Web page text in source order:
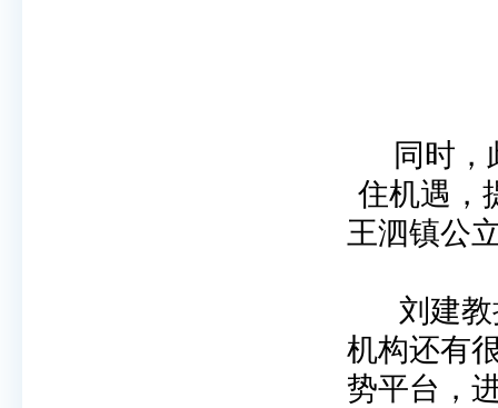
同时，
住机遇，
王泗镇公
刘建
机构还有
势平台，